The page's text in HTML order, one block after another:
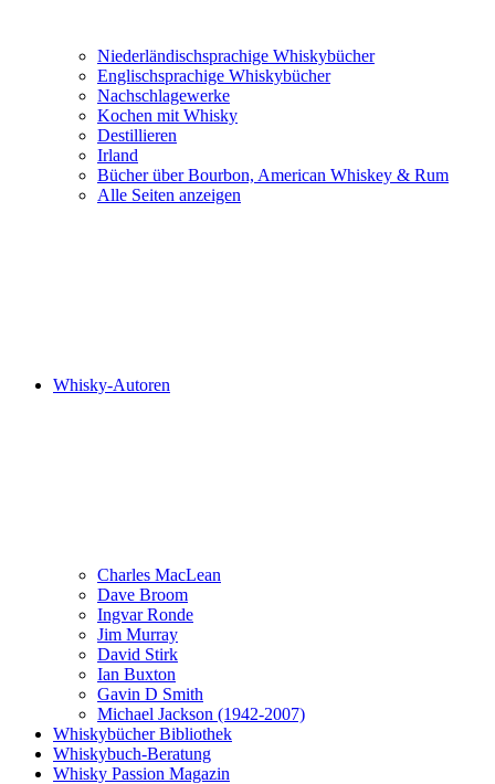
Niederländischsprachige Whiskybücher
Englischsprachige Whiskybücher
Nachschlagewerke
Kochen mit Whisky
Destillieren
Irland
Bücher über Bourbon, American Whiskey & Rum
Alle Seiten anzeigen
Whisky-Autoren
Charles MacLean
Dave Broom
Ingvar Ronde
Jim Murray
David Stirk
Ian Buxton
Gavin D Smith
Michael Jackson (1942-2007)
Whiskybücher Bibliothek
Whiskybuch-Beratung
Whisky Passion Magazin